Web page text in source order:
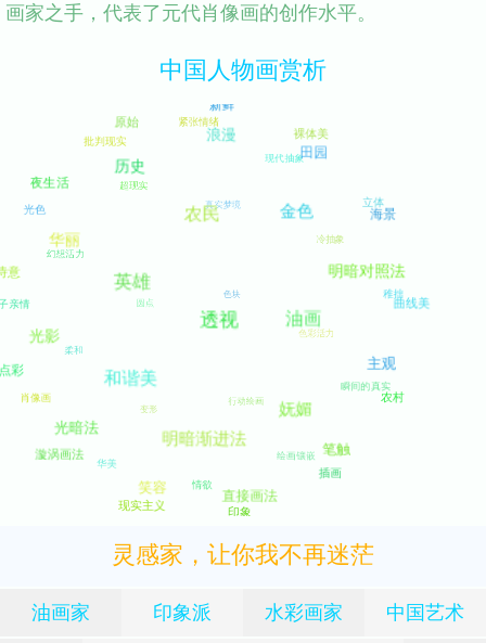
画家之手，代表了元代肖像画的创作水平。
中国人物画赏析
油画家 印象派 水彩画家 中国艺术
灵感家，让你我不再迷茫